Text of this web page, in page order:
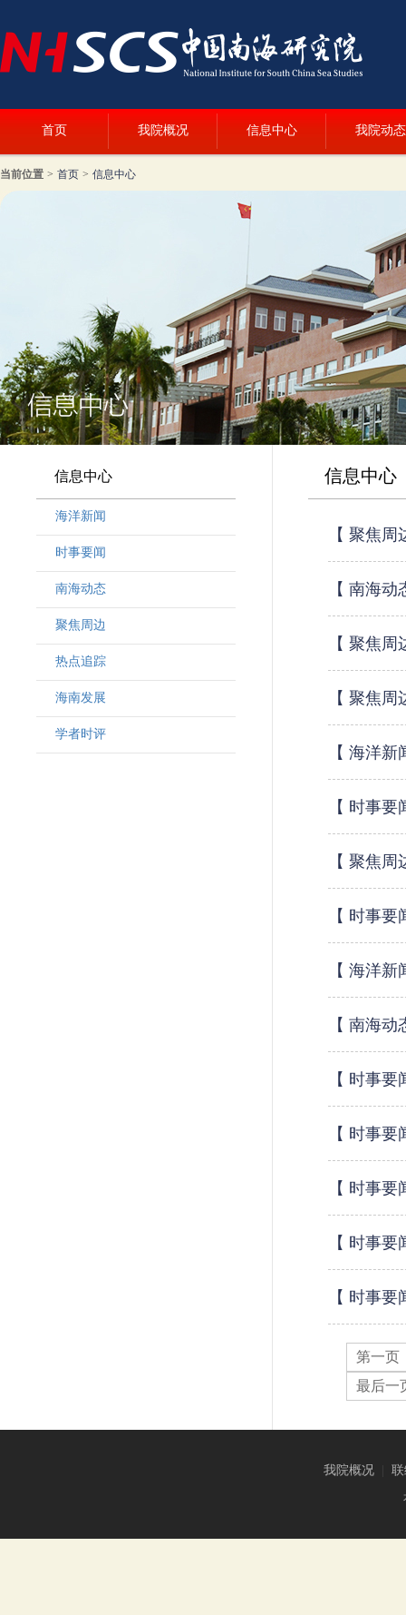
首页 我院概况 信息中心 我院动态
当前位置 > 首页 > 信息中心
信息中心
海洋新闻
时事要闻
南海动态
聚焦周边
热点追踪
海南发展
学者时评
信息中心
【 聚焦
【 南海
【 聚焦
【 聚焦
【 海洋
【 时事
【 聚焦
【 时事
【 海洋
【 南海
【 时事
【 时事
【 时事
【 时事
【 时事
第一页
最后一
我院概况